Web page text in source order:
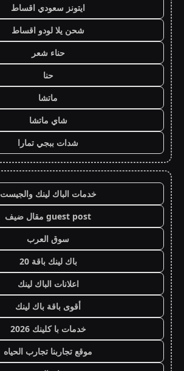
ايتونز سعودي اقساط
شحن يلا لودو اقساط
حناء شعر
حنا
ماتشا
شاي ماتشا
شدات ببجي تمارا
خدمات الباك لينك والجيست
guest post مقال ضيف
سوق العرب
باك لينك باقة 20
اعلانات الباك لينك
أقوى باقة باك لينك
خدمات با كلينك 2026
موقع تجاربنا تجارب الحياه